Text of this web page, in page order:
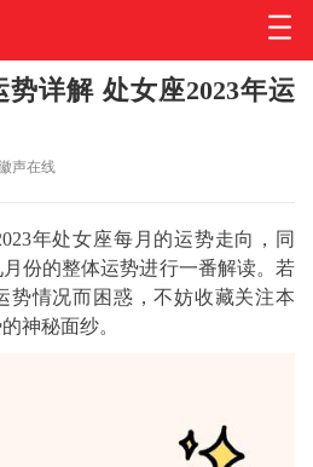
势详解 处女座2023年运
声在线
年处女座每月的运势走向，同
份的整体运势进行一番解读。若
势情况而困惑，不妨收藏关注本
神秘面纱。